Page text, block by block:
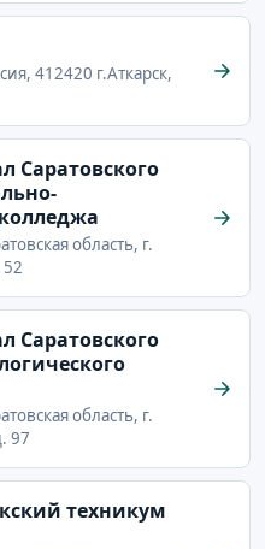
412420 г.Аткарск,
Саратовского
область, г.
52
Саратовского
область, г.
97
техникум